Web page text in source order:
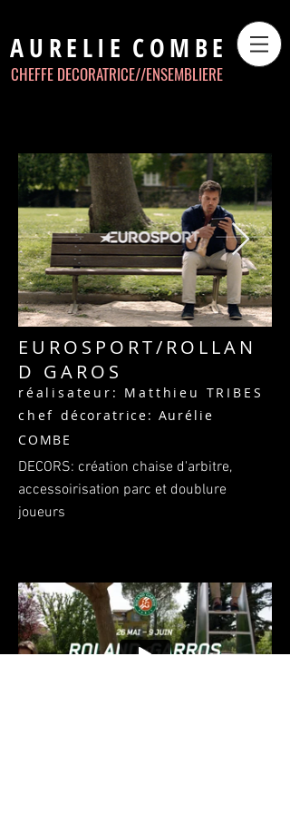
COMBE
AURELIE
CHEFFE DECORATRICE//ENSEMBLIERE
EUROSPORT/ROLLAN
D GAROS
réalisateur: Matthieu TRIBES
chef décoratrice: Aurélie
COMBE
DECORS: création chaise d'arbitre,
accessoirisation parc et doublure
joueurs